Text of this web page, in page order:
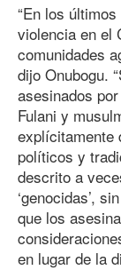
“En los
violencia en el
comunidades
dijo Onubogu.
asesinados
Fulani y
explícitamente
políticos y
descrito a
‘genocidas’,
que los
en lugar de la